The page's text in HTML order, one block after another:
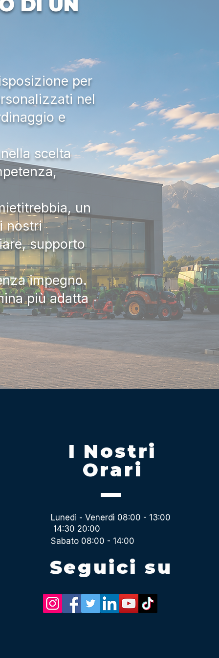
per
nel
e
scelta
un
nostri
supporto
impegno.
più adatta
I Nostri
Orari
Lunedi - Venerdì 08:00 - 13:00
14:30 20:00
Sabato 08:00 - 14:00
Seguici su